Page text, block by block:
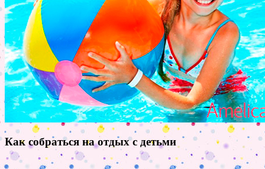
Как собраться на отдых с детьми